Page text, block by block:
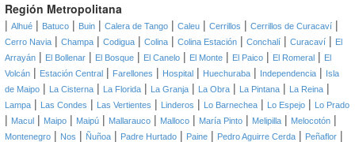
Región Metropolitana
| Alhué | Batuco | Buin | Calera de Tango | Caleu | Cerrillos | Cerrillos de Curacaví |
Cerro Navia | Champa | Codigua | Colina | Colina Estación | Conchalí | Curacaví | El
Arrayán | El Bollenar | El Bosque | El Canelo | El Monte | El Paico | El Romeral | El
Volcán | Estación Central | Farellones | Hospital | Huechuraba | Independencia |
Isla
de Maipo | La Cisterna | La Florida | La Granja | La Obra | La Pintana | La Reina |
Lampa | Las Condes | Las Vertientes | Linderos | Lo Barnechea | Lo Espejo | Lo Prado
| Macul | Maipo | Maipú | Mallarauco | Malloco | María Pinto | Melipilla | Melocotón |
Montenegro | Nos | Ñuñoa | Padre Hurtado | Paine | Pedro Aguirre Cerda | Peñaflor |